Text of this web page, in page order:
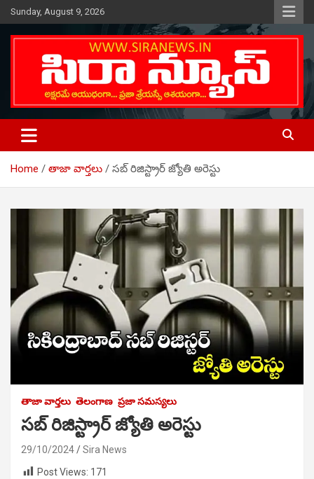
Skip
to
content
Sunday, August 9, 2026
SIRA NEWS
Telugu Online News Daily
Home తాజా వార్తలు సబ్ రిజిస్ట్రార్ జ్యోతి అరెస్టు
తాజా వార్తలు తెలంగాణ ప్రజా సమస్యలు
సబ్ రిజిస్ట్రార్ జ్యోతి అరెస్టు
29/10/2024
Sira News
Post Views: 171